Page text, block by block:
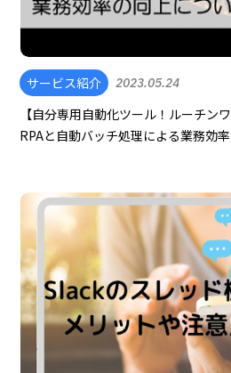
サービス紹介 2023.05.24
【自分専用自動化ツール！ルーチン
RPAと自動バッチ処理による業務効